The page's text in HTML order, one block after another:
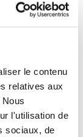
le contenu
relatives aux
l'utilisation de
sociaux, de